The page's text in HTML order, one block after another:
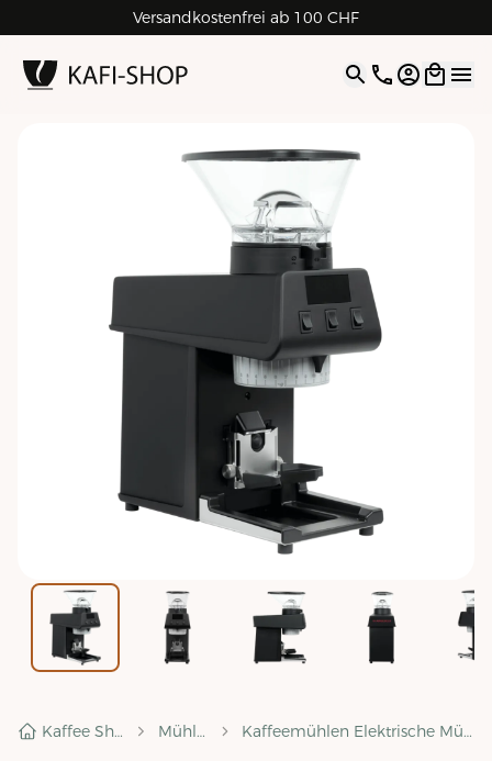
Versandkostenfrei ab 100 CHF
Rechnungskauf für Geschäftskunden
4.9| 5.0 Google
Open
Kaffee Shop Mühlen Kaffeemühlen Elektrische Mühlen